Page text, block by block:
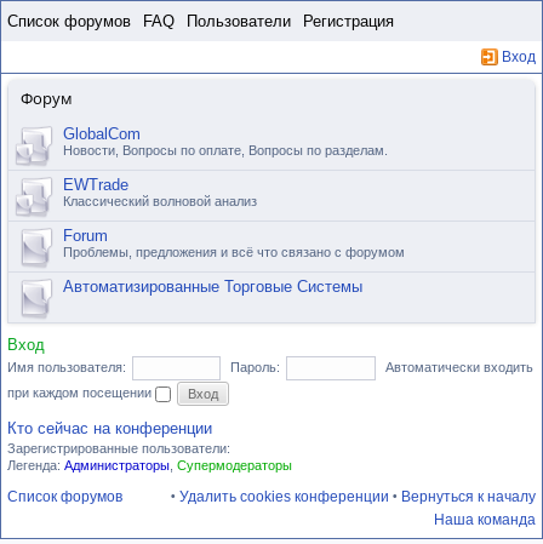
Список форумов FAQ Пользователи Регистрация
Вход
Форум
GlobalCom
Новости, Вопросы по оплате, Вопросы по разделам.
EWTrade
Классический волновой анализ
Forum
Проблемы, предложения и всё что связано с форумом
Автоматизированные Торговые Системы
Вход
Имя пользователя: Пароль:
Автоматически входить
при каждом посещении
Кто сейчас на конференции
Зарегистрированные пользователи:
Легенда: Администраторы Супермодераторы
Список форумов • Вернуться к началу
• Удалить cookies конференции
Наша команда